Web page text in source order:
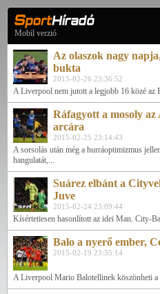
Mobil verzió
Az olaszok nagy
bukta
2015-02-26 23:36:52
A Liverpool nem jutott a legjobb 16 közé az
Ráfagyott a mosoly az
arcára
2015-02-25 23:14:43
A sorsolás után még a hurráoptimizmus
hangulatát,...
Suárez elbánt a
Juve
2015-02-24 23:09:44
Kísértetiesen hasonlított az idei Man. City-
Balo a nyerő ember,
2015-02-19 23:35:14
A Liverpool Mario Balotellinek köszönheti a